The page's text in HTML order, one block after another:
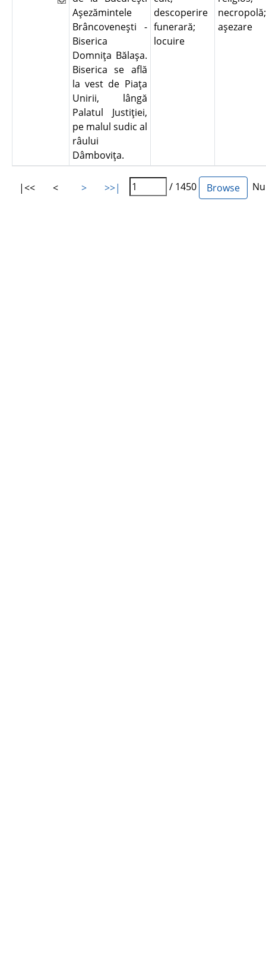
Aşezămintele
Brâncoveneşti -
Biserica
Domniţa Bălaşa.
Biserica se află
la vest de Piaţa
Unirii, lângă
Palatul Justiţiei,
pe malul sudic al
râului
Dâmboviţa.
descoperire
funerară;
locuire
necropolă;
aşezare
|<< < > >>| / 1450